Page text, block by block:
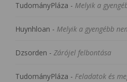
TudományPláza - Melyik a
Huynhloan - Melyik a gyengébb
Dzsorden - Zárójel felbontása
TudományPláza - Feladatok és